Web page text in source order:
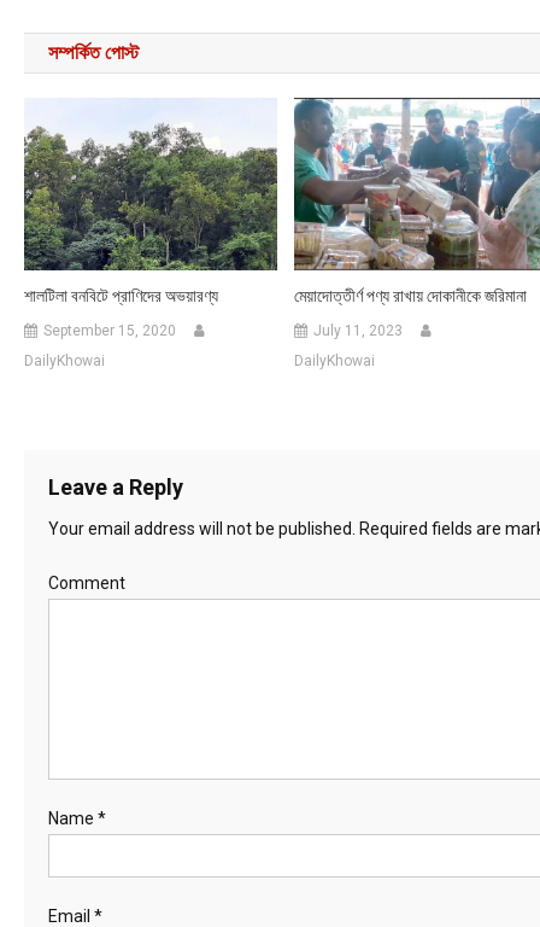
সম্পর্কিত পোস্ট
শালটিলা বনবিটে প্রাণিদের অভয়ারণ্য
September 15, 2020
DailyKhowai
মেয়াদোত্তীর্ণ পণ্য রাখায় দোকানীকে জরিমানা
July 11, 2023
DailyKhowai
Leave a Reply
Your email address will not be published. Required fields are
Comment
Name *
Email *